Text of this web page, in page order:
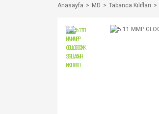
Anasayfa MD Tabanca Kılıfları